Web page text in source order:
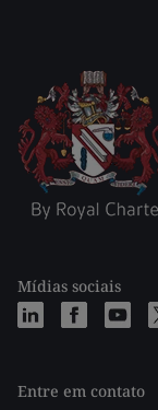
Mídias sociais
Entre em contato